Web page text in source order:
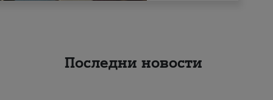
Последни новости